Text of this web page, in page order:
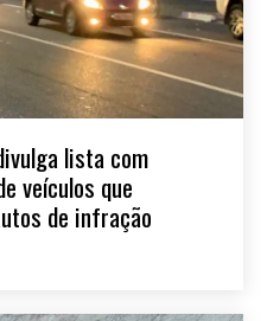
lista com
veículos que
de infração